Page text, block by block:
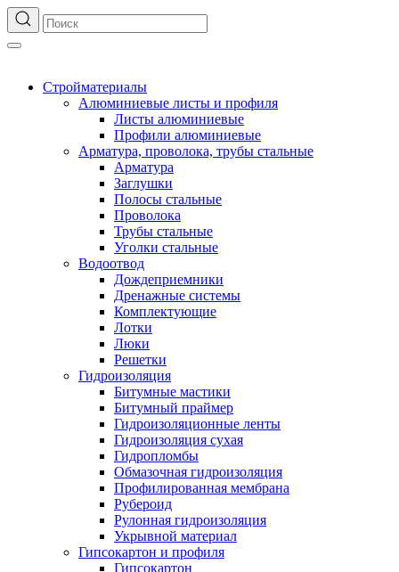
Стройматериалы
Алюминиевые листы и профиля
Листы алюминиевые
Профили алюминиевые
Арматура, проволока, трубы стальные
Арматура
Заглушки
Полосы стальные
Проволока
Трубы стальные
Уголки стальные
Водоотвод
Дождеприемники
Дренажные системы
Комплектующие
Лотки
Люки
Решетки
Гидроизоляция
Битумные мастики
Битумный праймер
Гидроизоляционные ленты
Гидроизоляция сухая
Гидропломбы
Обмазочная гидроизоляция
Профилированная мембрана
Рубероид
Рулонная гидроизоляция
Укрывной материал
Гипсокартон и профиля
Гипсокартон